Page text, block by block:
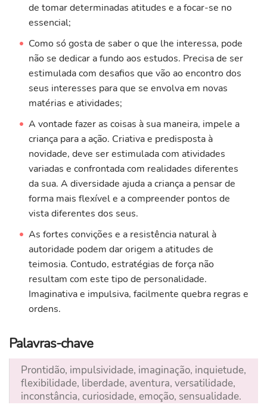
de tomar determinadas atitudes e a focar-se no
essencial;
Como só gosta de saber o que lhe interessa, pode
não se dedicar a fundo aos estudos. Precisa de ser
estimulada com desafios que vão ao encontro dos
seus interesses para que se envolva em novas
matérias e atividades;
A vontade fazer as coisas à sua maneira, impele a
criança para a ação. Criativa e predisposta à
novidade, deve ser estimulada com atividades
variadas e confrontada com realidades diferentes
da sua. A diversidade ajuda a criança a pensar de
forma mais flexível e a compreender pontos de
vista diferentes dos seus.
As fortes convições e a resistência natural à
autoridade podem dar origem a atitudes de
teimosia. Contudo, estratégias de força não
resultam com este tipo de personalidade.
Imaginativa e impulsiva, facilmente quebra regras e
ordens.
Palavras-chave
Prontidão, impulsividade, imaginação, inquietude,
flexibilidade, liberdade, aventura, versatilidade,
inconstância, curiosidade, emoção, sensualidade.